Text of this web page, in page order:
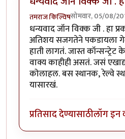
तमराज किल्विषसोमवार, 05/08/
धन्यवाद जॉन विक्क जी . हा
अतिशय सजगतेने पकडायला
हाती लागतं. जास्त
वाक्य काहीही असतं. जसं
कोलाहल. बस स्थानक, रेल्वे
यासारखं.
प्रतिसाद देण्यासाठीलॉग इन